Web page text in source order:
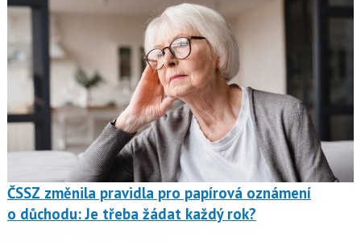
ČSSZ změnila pravidla pro papírová oznámení
o důchodu: Je třeba žádat každý rok?